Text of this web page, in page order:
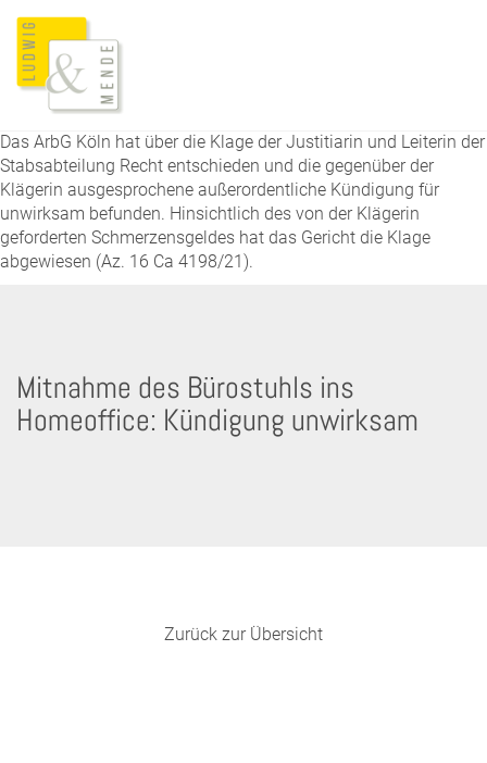
Das ArbG Köln hat über die Klage der Justitiarin und Leiterin der
Stabsabteilung Recht entschieden und die gegenüber der
Klägerin ausgesprochene außerordentliche Kündigung für
unwirksam befunden. Hinsichtlich des von der Klägerin
geforderten Schmerzensgeldes hat das Gericht die Klage
abgewiesen (Az. 16 Ca 4198/21).
Mitnahme des Bürostuhls ins
Homeoffice: Kündigung unwirksam
Zurück zur Übersicht